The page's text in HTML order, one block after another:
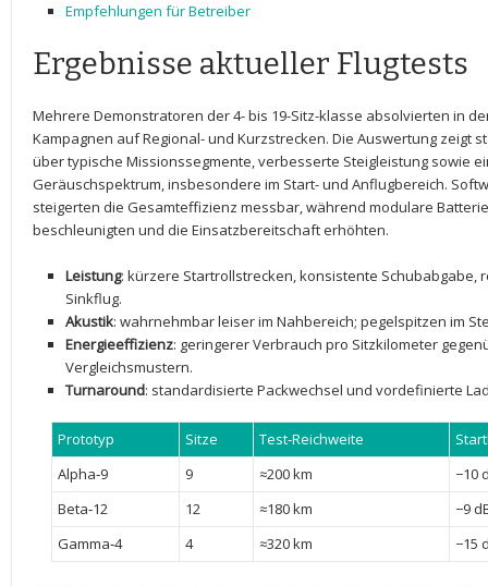
Empfehlungen‌ für ⁢Betreiber
Ergebnisse aktueller Flugtests
Mehrere Demonstratoren der 4-‍ bis 19-Sitz-klasse‌ absolvierten in
‌Kampagnen auf Regional- und Kurzstrecken. Die Auswertung zeigt
über ⁤typische Missionssegmente,⁣ verbesserte ⁤Steigleistung sowie‍
Geräuschspektrum, insbesondere im Start- und Anflugbereich.
steigerten die Gesamteffizienz ⁢messbar, während modulare
beschleunigten und die Einsatzbereitschaft erhöhten.
Leistung:⁣ kürzere Startrollstrecken, konsistente‌ Schubabgabe,
Sinkflug.
Akustik: wahrnehmbar leiser im Nahbereich; pegelspitzen im
Energieeffizienz: geringerer Verbrauch pro Sitzkilometer
Vergleichsmustern.
Turnaround: ⁣standardisierte ⁤Packwechsel und vordefinierte
Prototyp Sitze Test-Reichweite
Alpha‑9
9 ≈200 km
−10
Beta‑12
12 ≈180 km
−9
Gamma‑4
4 ≈320 km −15